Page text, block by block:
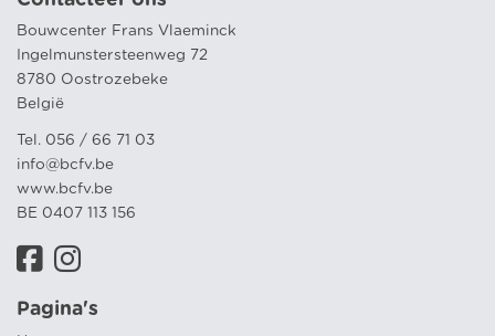
Bouwcenter Frans Vlaeminck
Ingelmunstersteenweg 72
8780 Oostrozebeke
België
Tel. 056 / 66 71 03
info@bcfv.be
www.bcfv.be
BE 0407 113 156
Pagina's